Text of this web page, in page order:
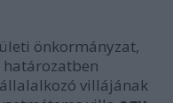
önkormányzat,
villájának